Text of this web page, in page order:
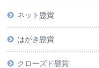
ネット懸賞
はがき懸賞
クローズド懸賞